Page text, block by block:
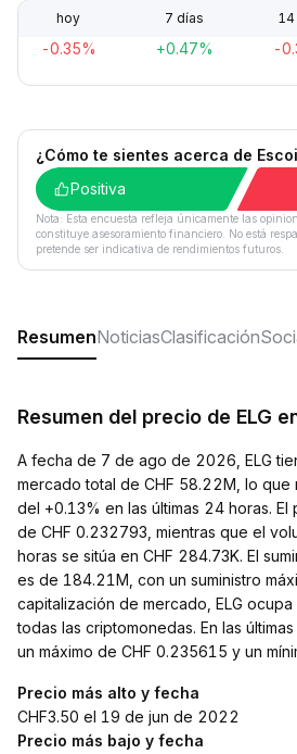
hoy 7 días 14
-0.35% +0.47% -
¿Cómo te sientes acerca de
Positiva
Nota: Esta encuesta refleja únicamente las
constituye asesoramiento financiero. No está
pretende ser indicativa de rendimientos futuros.
ResumenNoticiasClasificación
Resumen del precio de ELG
A fecha de 7 de ago de 2026, ELG
mercado total de CHF 58.22M, lo que
del +0.13% en las últimas 24 horas. El
de CHF 0.232793, mientras que el
horas se sitúa en CHF 284.73K. El
es de 184.21M, con un suministro
capitalización de mercado, ELG
todas las criptomonedas. En las
un máximo de CHF 0.235615 y un
Precio más alto y fecha
CHF3.50 el 19 de jun de 2022
Precio más bajo y fecha